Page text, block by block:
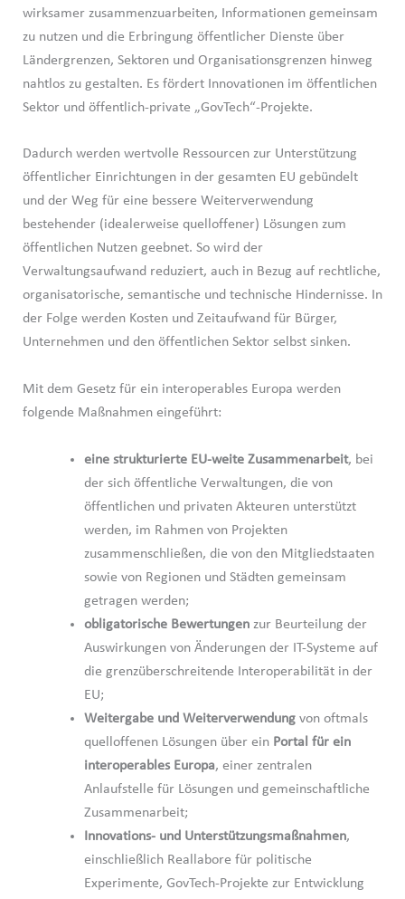
wirksamer zusammenzuarbeiten, Informationen gemeinsam
zu nutzen und die Erbringung öffentlicher Dienste über
Ländergrenzen, Sektoren und Organisationsgrenzen hinweg
nahtlos zu gestalten. Es fördert Innovationen im öffentlichen
Sektor und öffentlich-private „GovTech“-Projekte.
Dadurch werden wertvolle Ressourcen zur Unterstützung
öffentlicher Einrichtungen in der gesamten EU gebündelt
und der Weg für eine bessere Weiterverwendung
bestehender (idealerweise quelloffener) Lösungen zum
öffentlichen Nutzen geebnet. So wird der
Verwaltungsaufwand reduziert, auch in Bezug auf rechtliche,
organisatorische, semantische und technische Hindernisse. In
der Folge werden Kosten und Zeitaufwand für Bürger,
Unternehmen und den öffentlichen Sektor selbst sinken.
Mit dem Gesetz für ein interoperables Europa werden
folgende Maßnahmen eingeführt:
eine strukturierte EU-weite Zusammenarbeit, bei
der sich öffentliche Verwaltungen, die von
öffentlichen und privaten Akteuren unterstützt
werden, im Rahmen von Projekten
zusammenschließen, die von den Mitgliedstaaten
sowie von Regionen und Städten gemeinsam
getragen werden;
obligatorische Bewertungenzur Beurteilung der
Auswirkungen von Änderungen der IT-Systeme auf
die grenzüberschreitende Interoperabilität in der
EU;
Weitergabe und Weiterverwendungvon oftmals
quelloffenen Lösungen über ein Portal für ein
interoperables Europa, einer zentralen
Anlaufstelle für Lösungen und gemeinschaftliche
Zusammenarbeit;
Innovations- und Unterstützungsmaßnahmen,
einschließlich Reallabore für politische
Experimente, GovTech-Projekte zur Entwicklung